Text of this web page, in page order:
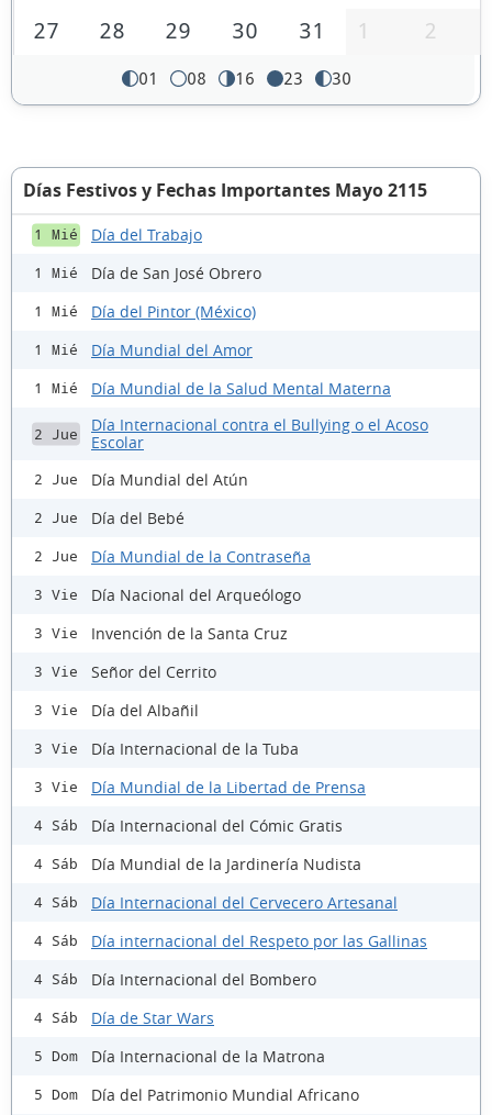
27
28 29 30 31 1 2
01 08 16 23 30
Días Festivos y Fechas Importantes Mayo 2115
1 Mié Día del Trabajo
1 Mié Día de San José Obrero
1 Mié Día del Pintor (México)
1 Mié Día Mundial del Amor
1 Mié Día Mundial de la Salud Mental Materna
2 Jue
Día Internacional contra el Bullying o el Acoso
Escolar
2 Jue Día Mundial del Atún
2 Jue Día del Bebé
2 Jue Día Mundial de la Contraseña
3 Vie Día Nacional del Arqueólogo
3 Vie Invención de la Santa Cruz
3 Vie Señor del Cerrito
3 Vie Día del Albañil
3 Vie Día Internacional de la Tuba
3 Vie Día Mundial de la Libertad de Prensa
4 Sáb Día Internacional del Cómic Gratis
4 Sáb Día Mundial de la Jardinería Nudista
4 Sáb Día Internacional del Cervecero Artesanal
4 Sáb Día internacional del Respeto por las Gallinas
4 Sáb Día Internacional del Bombero
4 Sáb Día de Star Wars
5 Dom Día Internacional de la Matrona
5 Dom Día del Patrimonio Mundial Africano